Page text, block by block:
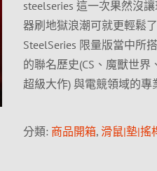
steelseries 這一次果然沒
器刷地獄浪潮可就更輕鬆
SteelSeries 限量版當中所
的聯名歷史(CS、魔獸世界
超級大作) 與電競領域的
分類: 商品開箱, 滑鼠|墊|搖